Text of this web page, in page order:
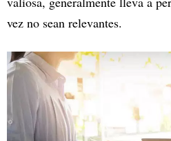
vez no sean relevantes.